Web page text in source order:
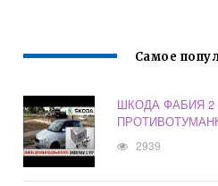
Самое
ШКОДА ФАБИЯ
2939